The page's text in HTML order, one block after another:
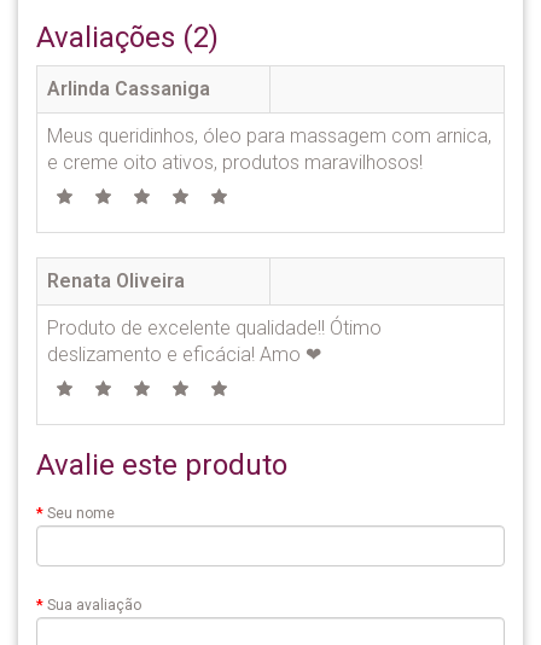
Avaliações (2)
Arlinda Cassaniga
Meus queridinhos, óleo para massagem com arnica,
e creme oito ativos, produtos maravilhosos!
Renata Oliveira
Produto de excelente qualidade!! Ótimo
deslizamento e eficácia! Amo ❤
Avalie este produto
Seu nome
Sua avaliação